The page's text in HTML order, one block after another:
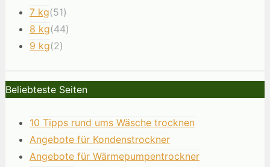
7 kg(51)
8 kg(44)
9 kg(2)
Beliebteste Seiten
10 Tipps rund ums Wäsche trocknen
Angebote für Kondenstrockner
Angebote für Wärmepumpentrockner